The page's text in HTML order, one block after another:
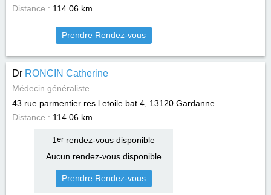
Distance : 114.06 km
Prendre Rendez-vous
Dr RONCIN Catherine
Médecin généraliste
43 rue parmentier res l etoile bat 4, 13120 Gardanne
Distance : 114.06 km
1 errendez-vous disponible
Aucun rendez-vous disponible
Prendre Rendez-vous